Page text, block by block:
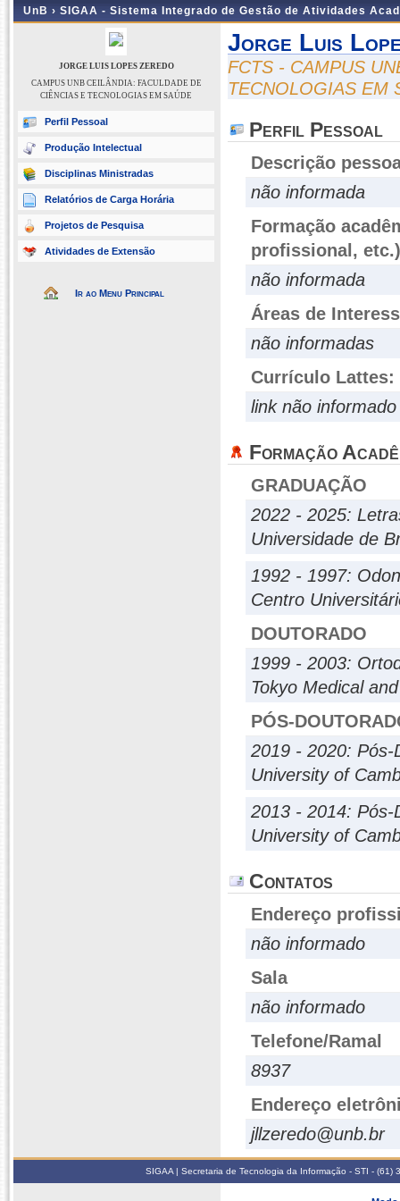
UnB › SIGAA - Sistema Integrado de Gestão de Atividades
JORGE LUIS LOPES ZEREDO
CAMPUS UNB CEILÂNDIA: FACULDADE DE
CIÊNCIAS E TECNOLOGIAS EM SAÚDE
Perfil Pessoal
Produção Intelectual
Disciplinas Ministradas
Relatórios de Carga Horária
Projetos de Pesquisa
Atividades de Extensão
Ir ao Menu Principal
Jorge Luis
FCTS - CAMPUS
TECNOLOGIAS EM
Perfil Pessoal
Descrição
não informada
Formação
profissional, etc.)
não informada
Áreas de
não informadas
Currículo Lattes:
link não informado
Formação
GRADUAÇÃO
2022 - 2025:
Universidade de
1992 - 1997:
Centro
DOUTORADO
1999 - 2003:
Tokyo Medical
PÓS-
2019 - 2020: Pós-
University of
2013 - 2014: Pós-
University of
Contatos
Endereço
não informado
Sala
não informado
Telefone/Ramal
8937
Endereço
jllzeredo@unb.br
SIGAA | Secretaria de Tecnologia da Informação - STI -